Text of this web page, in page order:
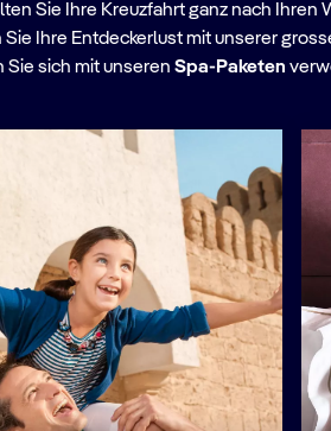
Sie Ihre Kreuzfahrt ganz nach Ihren
Sie Ihre Entdeckerlust mit unserer
Sie sich mit unseren Spa-Paketen​